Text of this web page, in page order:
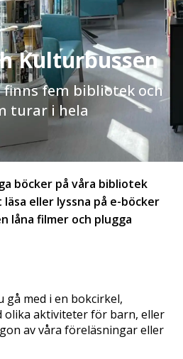
Kulturbussen
fem bibliotek och
turar i hela
böcker på våra bibliotek
eller lyssna på e-böcker
låna filmer och plugga
gå med i en bokcirkel,
olika aktiviteter för barn, eller
av våra föreläsningar eller